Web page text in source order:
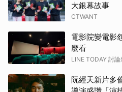
大銀幕故事
CTWANT
電影院變電影
麼看
LINE TODAY 討論
阮經天新片